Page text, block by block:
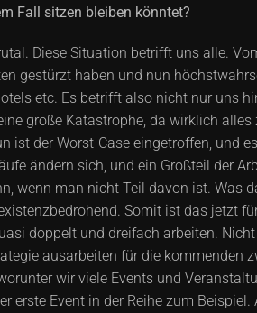
Fall sitzen bleiben könntet?
Diese Situation betrifft uns alle.
gestürzt haben und nun
etc. Es betrifft also nicht nur uns
große Katastrophe, da wirklich
ist der Worst-Case eingetroffen, und
ändern sich, und ein Großteil der
wenn man nicht Teil davon ist. Was
Somit ist das jetzt
doppelt und dreifach arbeiten. Nicht
ausarbeiten für die kommenden
wir viele Events und
erste Event in der Reihe zum